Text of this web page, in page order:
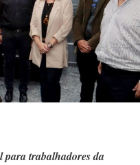
para trabalhadores da